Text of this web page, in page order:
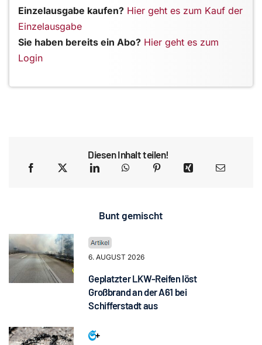
Einzelausgabe kaufen? Hier geht es zum Kauf der
Einzelausgabe
Sie haben bereits ein Abo? Hier geht es zum
Login
Diesen Inhalt teilen!
Bunt gemischt
6. AUGUST 2026
Geplatzter LKW-Reifen löst
Großbrand an der A61 bei
Schifferstadt aus